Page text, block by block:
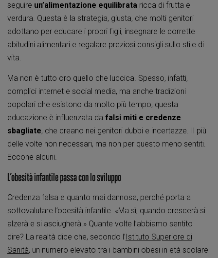
seguire un’alimentazione equilibrata ricca di frutta e
verdura. Questa è la strategia, giusta, che molti genitori
adottano per educare i propri figli, insegnare le corrette
abitudini alimentari e regalare preziosi consigli sullo stile di
vita.
Ma non è tutto oro quello che luccica. Spesso, infatti,
complici internet e social media, ma anche tradizioni
popolari che esistono da molto più tempo, questa
educazione è influenzata da falsi miti e credenze
sbagliate, che creano nei genitori dubbi e incertezze. Il più
delle volte non necessari, ma non per questo meno sentiti.
Eccone alcuni.
L’obesità infantile passa con lo sviluppo
Credenza falsa e quanto mai dannosa, perché porta a
sottovalutare l’obesità infantile. «Ma sì, quando crescerà si
alzerà e si asciugherà.» Quante volte l’abbiamo sentito
dire? La realtà dice che, secondo l’ Istituto Superiore di
Sanità, un numero elevato tra i bambini obesi in età scolare